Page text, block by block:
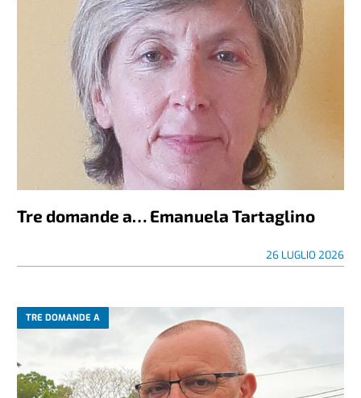
Tre domande a… Emanuela Tartaglino
26 LUGLIO 2026
TRE DOMANDE A